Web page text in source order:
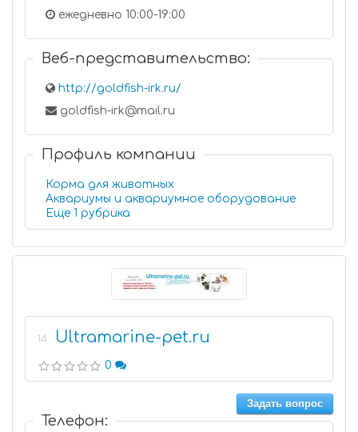
ежедневно 10:00-19:00
Веб-представительство:
http://goldfish-irk.ru/
goldfish-irk@mail.ru
Профиль компании
Корма для животных
Аквариумы и аквариумное оборудование
Еще 1 рубрика
14 Ultramarine-pet.ru
0
Задать вопрос
Телефон: